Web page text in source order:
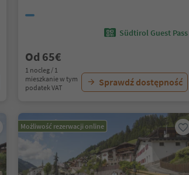
Südtirol Guest Pass
Od 65€
1 nocleg / 1
mieszkanie w tym
podatek VAT
Sprawdź dostępność
Możliwość rezerwacji online